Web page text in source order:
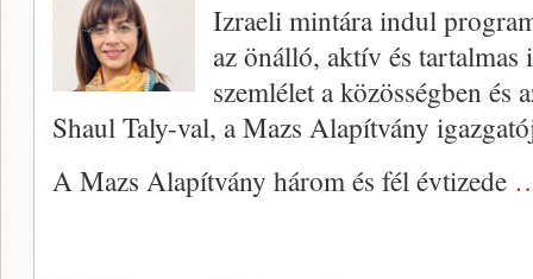
Izraeli mintára indul
az önálló, aktív és
szemlélet a közösségben és
Shaul Taly-val, a Mazs Alapítvány
A Mazs Alapítvány három és fél évtizede